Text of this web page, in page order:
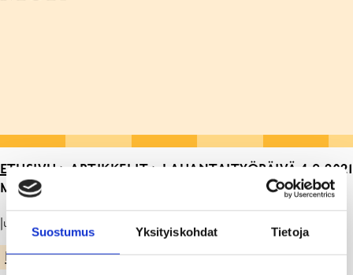
Suostumus Yksityiskohdat Tietoja
ETUSIVU > ARTIKKELIT > LAUANTAITYÖPÄIVÄ 4.9.2021
MOK
Julkaistu: 26.08.21
KIILAN KOULU